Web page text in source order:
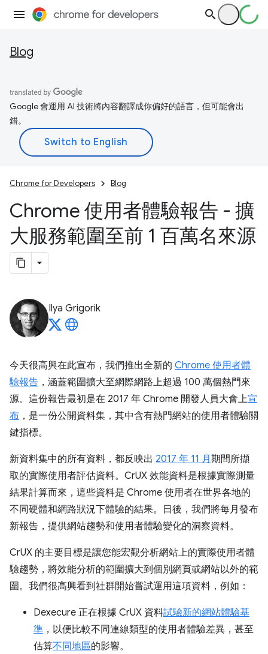
Blog
Google 會運用 AI 技術將內容翻譯成你偏好的語言，但可能會出
錯。
Chrome for Developers Blog
Chrome 使用者體驗報告 - 擴
大服務範圍至前 1 百萬名來源
Ilya Grigorik
今天很高興在此宣布，我們推出全新的 Chrome 使用者體
驗報告 ，涵蓋範圍擴大至網際網路上超過 100 萬個熱門來
源。這份報告最初是在 2017 年 Chrome 開發人員大會上宣
布 ，是一份公開資料集，其中含有熱門網站的使用者體驗關
鍵指標。
新資料集中的所有資料，都反映出 2017 年 11 月期間所擷
取的實際使用者評估資料。CrUX 效能資料是根據實際測量
結果計算而來，這些資料是 Chrome 使用者在世界各地的
不同硬體和網路狀況下體驗的結果。日後，我們將每月發布
新報告，提供網站趨勢和使用者體驗變化的洞察資料。
CrUX 的主要目標是讓您能宏觀分析網站上的實際使用者體
驗趨勢，將效能分析的範圍擴大到個別網頁或網站以外的範
圍。我們很高興看到社群開始嘗試運用這項資料，例如：
Dexecure 正在根據 CrUX 資料試驗新的網站體驗基
準 ，以便比較不同連線類型的使用者體驗差異，甚至
估算不同地區的影響。